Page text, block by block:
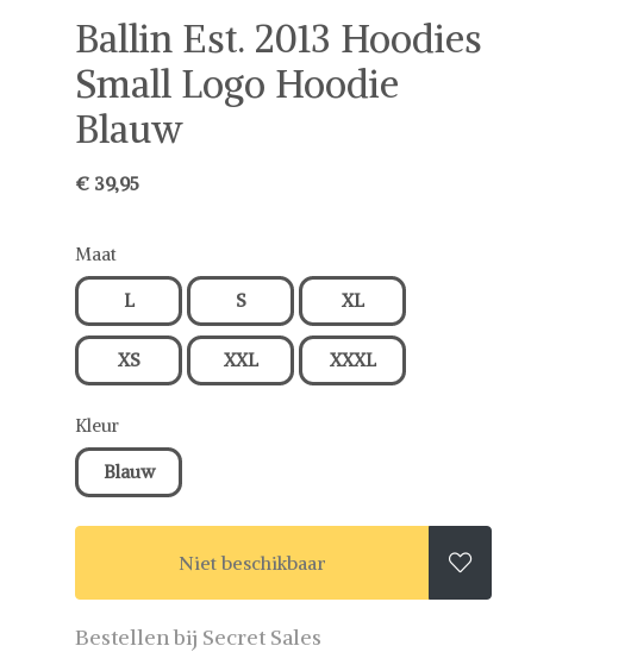
Ballin Est. 2013 Hoodies
Small Logo Hoodie
Blauw
€ 39,95
Maat
L S XL
XS XXL XXXL
Kleur
Blauw
Niet beschikbaar 
Bestellen bij Secret Sales